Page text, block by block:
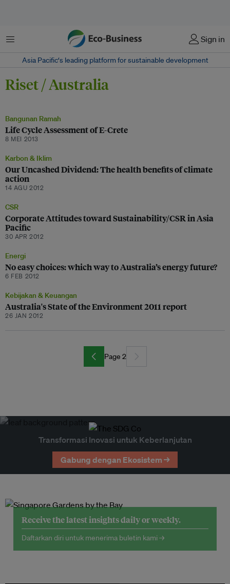
Menu Sign in
Asia Pacific‘s leading platform for sustainable development
Riset / Australia
Bangunan Ramah
Life Cycle Assessment of E-Crete
8 MEI 2013
Karbon & Iklim
Our Uncashed Dividend: The health benefits of climate
action
14 AGU 2012
CSR
Corporate Attitudes toward Sustainability/CSR in Asia
Pacific
30 APR 2012
Energi
No easy choices: which way to Australia’s energy future?
6 FEB 2012
Kebijakan & Keuangan
Australia's State of the Environment 2011 report
26 JAN 2012
Page 2
Transformasi Inovasi untuk Keberlanjutan
Gabung dengan Ekosistem →
Receive the latest insights daily or weekly.
Daftarkan diri untuk menerima buletin kami →